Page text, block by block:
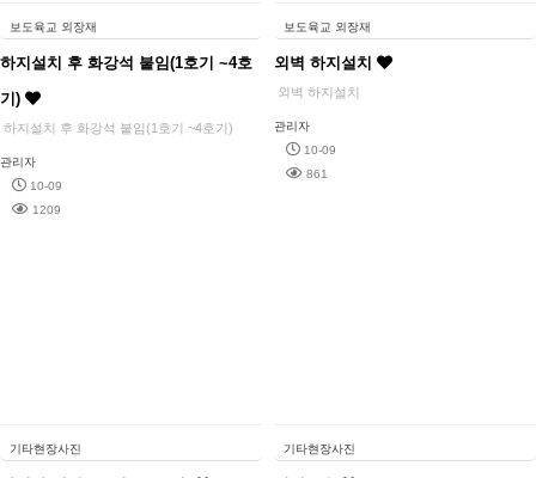
보도육교 외장재
하지설치 후 화강석 붙임(1호기 ~4호
기)
하지설치 후 화강석 붙임(1호기 ~4호기)
관리자
10-09
1209
보도육교 외장재
외벽 하지설치
외벽 하지설치
관리자
10-09
861
기타현장사진 기타현장사진